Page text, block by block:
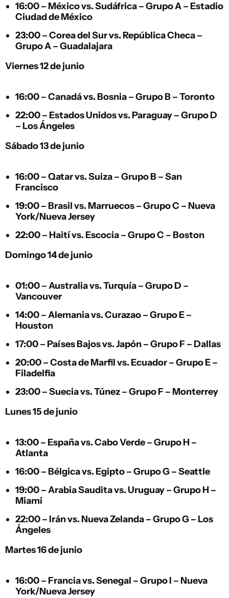
16:00 – Méxicovs.Sudáfrica– Grupo A – Estadio
Ciudad de México
23:00 –Corea del Survs.República Checa–
Grupo A – Guadalajara
Viernes 12 de junio
16:00 –Canadávs. Bosnia– Grupo B – Toronto
22:00 – Estados Unidosvs. Paraguay– Grupo D
– Los Ángeles
Sábado 13 de junio
16:00 –Qatarvs.Suiza– Grupo B – San
Francisco
19:00 – Brasilvs. Marruecos– Grupo C – Nueva
York/Nueva Jersey
22:00 – Haitívs. Escocia– Grupo C – Boston
Domingo 14 de junio
01:00 –Australiavs.Turquía– Grupo D –
Vancouver
14:00 –Alemaniavs.Curazao– Grupo E –
Houston
17:00 – Países Bajosvs.Japón– Grupo F – Dallas
20:00 –Costa de Marfilvs. Ecuador– Grupo E –
Filadelfia
23:00 –Sueciavs.Túnez– Grupo F – Monterrey
Lunes 15 de junio
13:00 – Españavs.Cabo Verde– Grupo H –
Atlanta
16:00 – Bélgicavs. Egipto– Grupo G – Seattle
19:00 –Arabia Sauditavs.Uruguay– Grupo H –
Miami
22:00 – Iránvs. Nueva Zelanda– Grupo G – Los
Ángeles
Martes 16 de junio
16:00 – Franciavs.Senegal – Grupo I – Nueva
York/Nueva Jersey